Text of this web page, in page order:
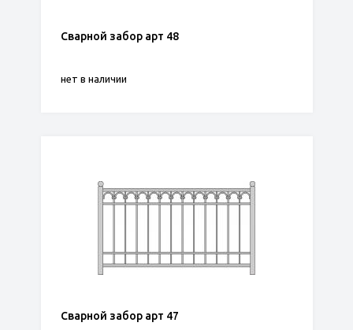
Сварной забор арт 48
нет в наличии
Сварной забор арт 47